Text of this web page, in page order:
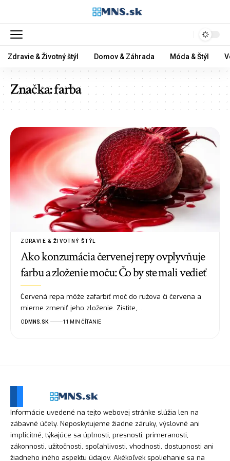
Zdravie & Životný štýl Domov & Záhrada Móda & Štýl
Značka:farba
ZDRAVIE & ŽIVOTNÝ ŠTÝL
Ako konzumácia červenej repy ovplyvňuje
farbu a zloženie moču: Čo by ste mali vedieť
Červená repa môže zafarbiť moč do ružova či červena a
mierne zmeniť jeho zloženie. Zistite,…
OD MNS.SK 11 MIN ČÍTANIE
Informácie uvedené na tejto webovej stránke slúžia len na
zábavné účely. Neposkytujeme žiadne záruky, výslovné ani
implicitné, týkajúce sa úplnosti, presnosti, primeranosti,
zákonnosti, užitočnosti, spoľahlivosti, vhodnosti, dostupnosti ani
žiadneho iného aspektu údajov. Akékoľvek spoliehanie sa na